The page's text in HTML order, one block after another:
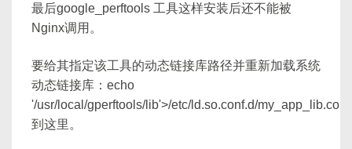
最后google_perftools 工具这样安装后还不能被
Nginx调用。
要给其指定该工具的动态链接库路径并重新加载系统
动态链接库：echo
'/usr/local/gperftools/lib'>/etc/ld.so.conf.d/my_app_lib.conf
到这里。